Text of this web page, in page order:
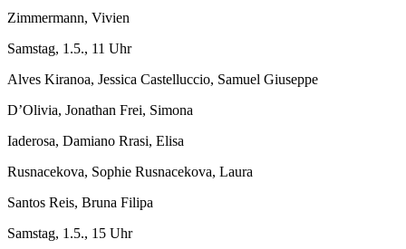
Zimmermann, Vivien
Samstag, 1.5., 11 Uhr
Alves Kiranoa, Jessica Castelluccio, Samuel Giuseppe
D’Olivia, Jonathan Frei, Simona
Iaderosa, Damiano Rrasi, Elisa
Rusnacekova, Sophie Rusnacekova, Laura
Santos Reis, Bruna Filipa
Samstag, 1.5., 15 Uhr